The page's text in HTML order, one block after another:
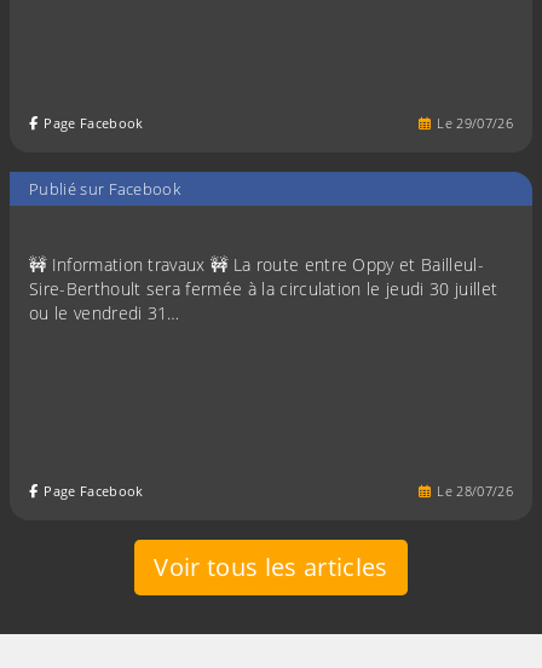
Le29/07/26
Page Facebook
Publié sur Facebook
🚧 Information travaux 🚧 La route entre Oppy et Bailleul-
Sire-Berthoult sera fermée à la circulation le jeudi 30 juillet
ou le vendredi 31…
Le28/07/26
Page Facebook
Voir tous les articles